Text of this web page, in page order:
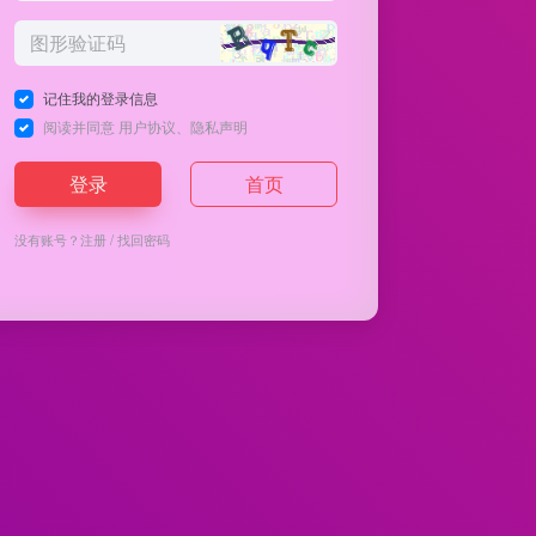
记住我的登录信息
阅读并同意 用户协议 隐私声明
登录 首页
没有账号？注册/找回密码